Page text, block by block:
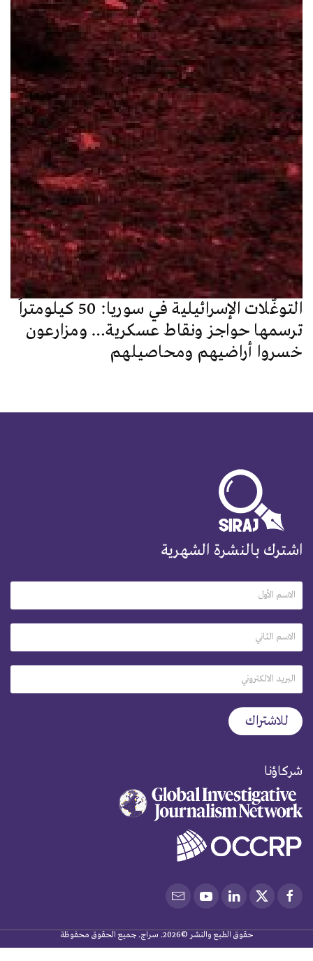
التوغّلات الإسرائيلية في سوريا: 50 كيلومتراً
ترسمها حواجز ونقاط عسكرية… ومزارعون
خسروا أراضيهم ومحاصيلهم
اشترك بالنشرة الشهرية
شركاؤنا
حقوق الطبع والنشر ©2026. سراج. جميع الحقوق محفوظة